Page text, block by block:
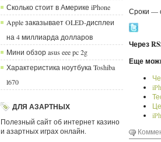
Сколько стоит в Америке iPhone
Apple заказывает OLED-дисплеи
на 4 миллиарда долларов
Мини обзор asus eee pc 2g
Характеристика ноутбука Toshiba
l670
ДЛЯ АЗАРТНЫХ
Полезный сайт об интернет казино
и азартных играх онлайн.
Сроки —
Через
Еще